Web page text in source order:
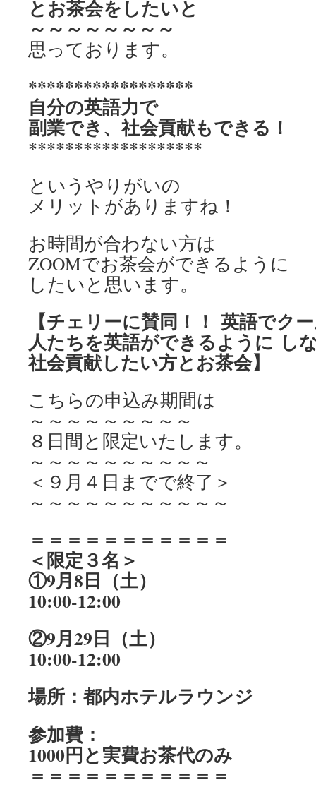
とお茶会をしたいと
～～～～～～～～
思っております。
******************
自分の英語力で
副業でき、社会貢献もできる！
*******************
というやりがいの
メリットがありますね！
お時間が合わない方は
ZOOMでお茶会ができるように
したいと思います。
【チェリーに賛同！！ 英語でク
人たちを英語ができるように し
社会貢献したい方とお茶会】
こちらの申込み期間は
～～～～～～～～～
８日間と限定いたします。
～～～～～～～～～～
＜９月４日までで終了＞
～～～～～～～～～～～
＝＝＝＝＝＝＝＝＝＝＝
＜限定３名＞
①9月8日（土）
10:00-12:00
②9月29日（土）
10:00-12:00
場所：都内ホテルラウンジ
参加費：
1000円と実費お茶代のみ
＝＝＝＝＝＝＝＝＝＝＝